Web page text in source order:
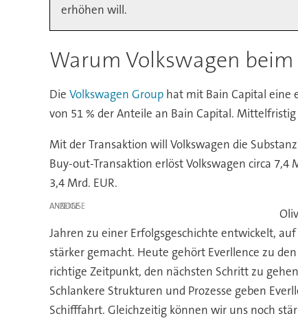
erhöhen will.
Warum Volkswagen
Die Volkswagen Grouphat mit Bain Capital eine
von 51 % der Anteile an Bain Capital.
Mit der Transaktion will Volkswagen die
Buy-out-Transaktion erlöst Volkswagen circa 7,4
3,4 Mrd. EUR.
ANZEIGE
Jahren zu einer Erfolgsgeschichte entwickelt,
stärker gemacht. Heute gehört Everllence zu
richtige Zeitpunkt, den nächsten Schritt zu
Schlankere Strukturen und Prozesse geben
Schifffahrt. Gleichzeitig können wir uns noch